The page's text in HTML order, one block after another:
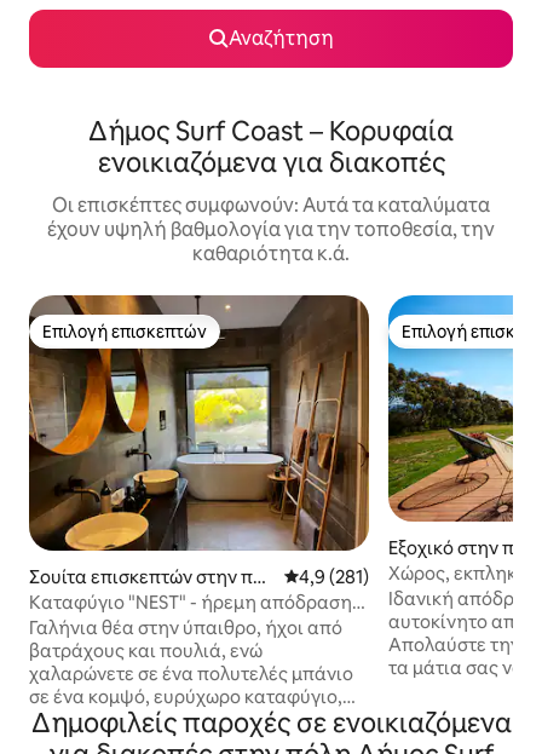
Αναζήτηση
Δήμος Surf Coast – Κορυφαία
ενοικιαζόμενα για διακοπές
Οι επισκέπτες συμφωνούν: Αυτά τα καταλύματα
έχουν υψηλή βαθμολογία για την τοποθεσία, την
καθαριότητα κ.ά.
Επιλογή επισκεπτών
Επιλογή επισκεπτών
Σουίτα επισκεπτών στην πόλ
η Torquay
Μέση βαθμολογία: 4,9 στα 5,
4,9 (281)
Καταφύγιο "NEST" - ήρεμη απόδραση
στην ακτή
Γαλήνια θέα στην ύπαιθρο, ήχοι από
βατράχους και πουλιά, ενώ
χαλαρώνετε σε ένα πολυτελές μπάνιο
σε ένα κομψό, ευρύχωρο καταφύγιο,
εξαιρετικά άνετο, μεγάλο διπλό
κρεβάτι. 2,5 χιλιόμετρα από την
Επιλογή
Επιλογή
Εξοχικό στην
re
Χώρος,
εξωτερικού
μπάρμπεκιου,
Ιδανική
αυτοκίνητο από
Απολαύστε την
τα μάτια σας να
κατάλληλο
να απολαύσετε,
Δημοφιλείς παροχές σε ενοικιαζόμενα